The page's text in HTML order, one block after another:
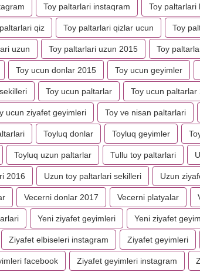
Toy paltarlari instaqram Toy paltarlari
qiz Toy paltarlari qizlar ucun Toy
uzun Toy paltarlari uzun 2015 Toy
Toy ucun donlar 2015 Toy ucun geyimler
Toy ucun paltarlar Toy ucun paltarlar
ucun ziyafet geyimleri Toy ve nisan paltarlari
Toyluq donlar Toyluq geyimler
Toyluq uzun paltarlar Tullu toy paltarlari
2016 Uzun toy paltarlari sekilleri Uzun
Vecerni donlar 2017 Vecerni platyalar
Yeni ziyafet geyimleri Yeni ziyafet
Ziyafet elbiseleri instagram Ziyafet geyimleri
facebook Ziyafet geyimleri instagram